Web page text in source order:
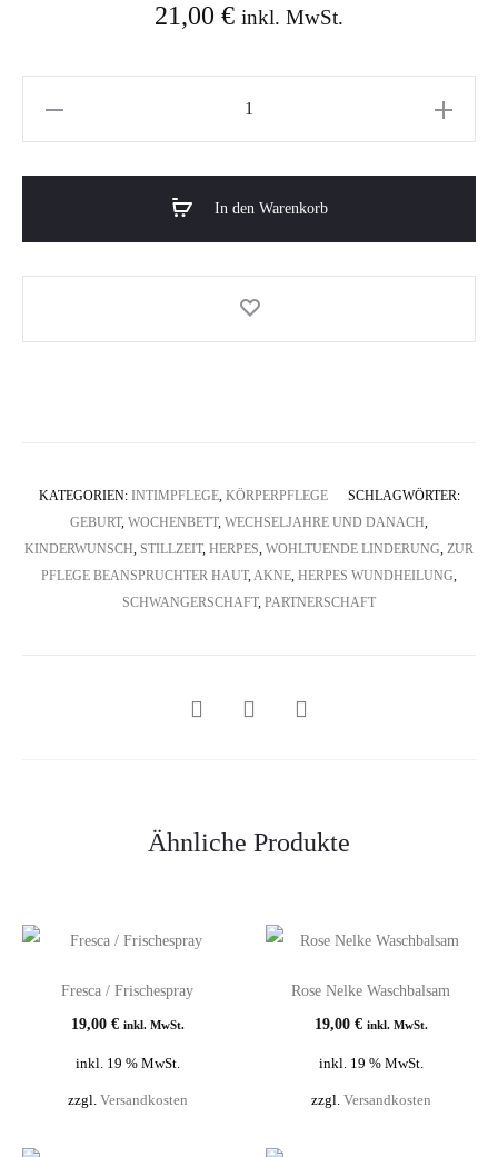
21,00 € inkl. MwSt.
In den Warenkorb
KATEGORIEN: INTIMPFLEGE, KÖRPERPFLEGE
SCHLAGWÖRTER:
GEBURT, WOCHENBETT, WECHSELJAHRE UND DANACH,
KINDERWUNSCH, STILLZEIT, HERPES, WOHLTUENDE LINDERUNG, ZUR
PFLEGE BEANSPRUCHTER HAUT,AKNE, HERPES WUNDHEILUNG,
SCHWANGERSCHAFT, PARTNERSCHAFT
SHARE
Ähnliche Produkte
Fresca / Frischespray
19,00 € inkl. MwSt.
inkl. 19 % MwSt.
zzgl. Versandkosten
Rose Nelke Waschbalsam
19,00 € inkl. MwSt.
inkl. 19 % MwSt.
zzgl. Versandkosten